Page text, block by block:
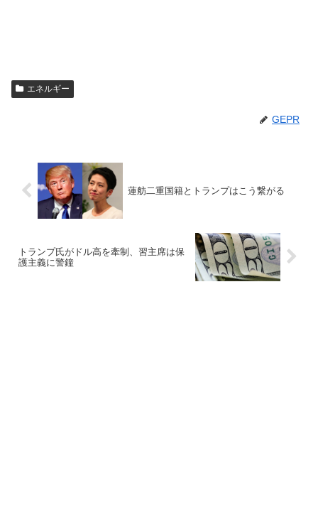
エネルギー
GEPR
蓮舫二重国籍とトランプはこう繋がる
トランプ氏がドル高を牽制、習主席は保
護主義に警鐘